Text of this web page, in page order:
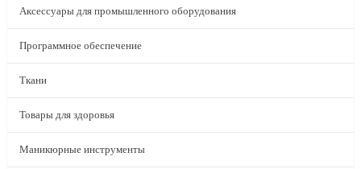
Аксессуары для промышленного оборудования
Программное обеспечение
Ткани
Товары для здоровья
Маникюрные инструменты